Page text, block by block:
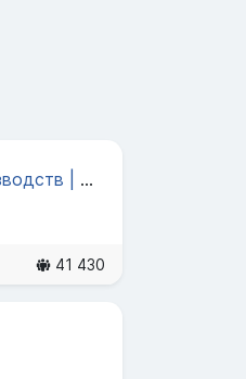
Каталог швейных производств | Швейные производства | чат
41 430